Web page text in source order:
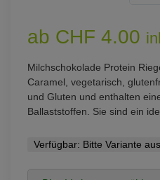
ab CHF 4.00
Milchschokolade Protein
Caramel, vegetarisch,
und Gluten und enthalten
Ballaststoffen. Sie sind ein
Verfügbar: Bitte Variante